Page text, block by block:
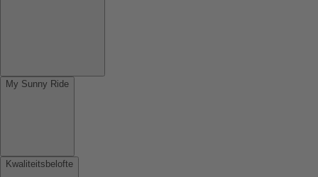
My Sunny Ride
Kwaliteitsbelofte